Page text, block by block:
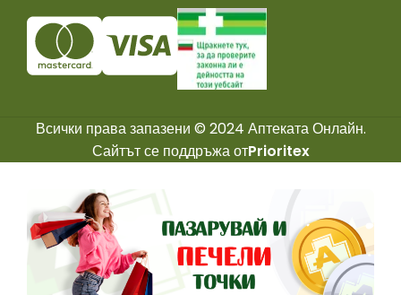
Всички права запазени © 2024 Аптеката Онлайн.
Сайтът се поддръжа отPrioritex